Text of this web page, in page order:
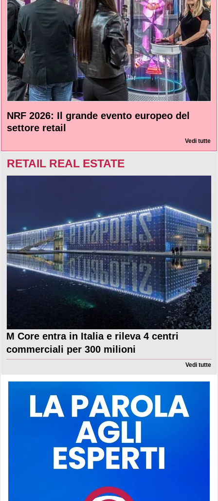
NRF 2026: Il grande evento europeo del
settore retail
Vedi tutte
RETAIL REAL ESTATE
M Core entra in Italia e rileva 4 centri
commerciali per 300 milioni
Vedi tutte